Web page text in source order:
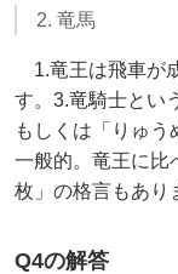
2. 竜馬
1.竜王は飛車が
す。3.竜騎士とい
もしくは「りゅ
一般的。竜王に比
枚」の格言もあり
Q4の解答